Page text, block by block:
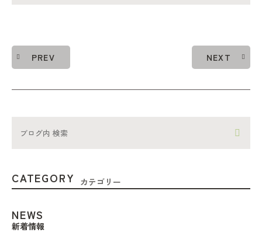
PREV NEXT
CATEGORY カテゴリー
NEWS
新着情報